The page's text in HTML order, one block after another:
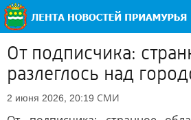
От подписчика:
разлеглось над
2 июня 2026, 20:19 СМИ